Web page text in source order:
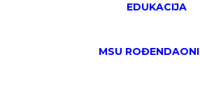
EDUKACIJA
MSU